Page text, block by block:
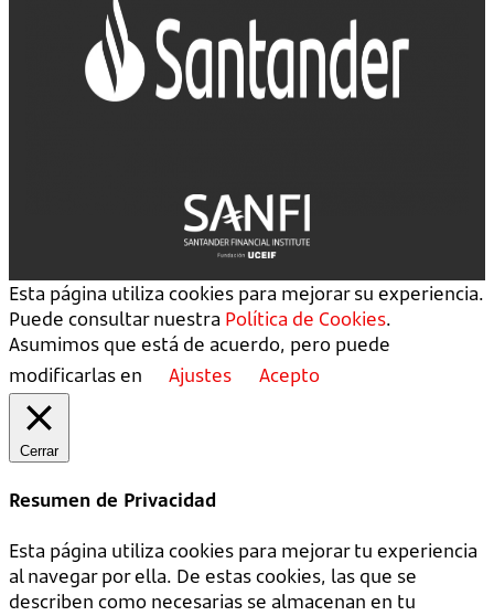
Esta página utiliza cookies para mejorar su experiencia.
Puede consultar nuestra Política de Cookies.
Asumimos que está de acuerdo, pero puede
modificarlas en
Ajustes Acepto
Cerrar
Resumen de Privacidad
Esta página utiliza cookies para mejorar tu experiencia
al navegar por ella. De estas cookies, las que se
describen como necesarias se almacenan en tu